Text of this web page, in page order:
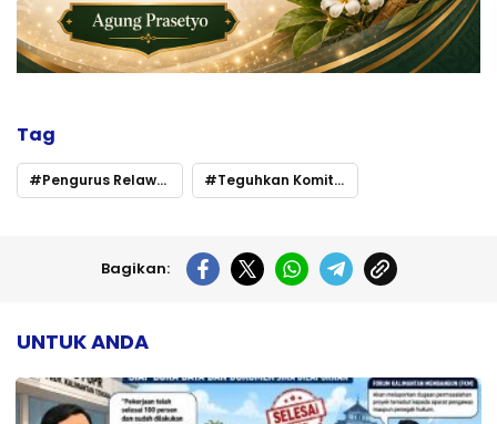
Tag
Pengurus Relawan HKT Perkuat Kekompakan Lewat Agenda Ramadan Teguhkan Komitmen Sosial
Bagikan:
UNTUK ANDA